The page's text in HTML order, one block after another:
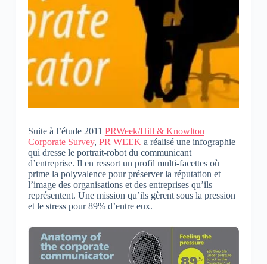
Suite à l’étude 2011 PRWeek/Hill & Knowlton
Corporate Survey, PR WEEK a réalisé une infographie
qui dresse le portrait-robot du communicant
d’entreprise. Il en ressort un profil multi-facettes où
prime la polyvalence pour préserver la réputation et
l’image des organisations et des entreprises qu’ils
représentent. Une mission qu’ils gèrent sous la pression
et le stress pour 89% d’entre eux.